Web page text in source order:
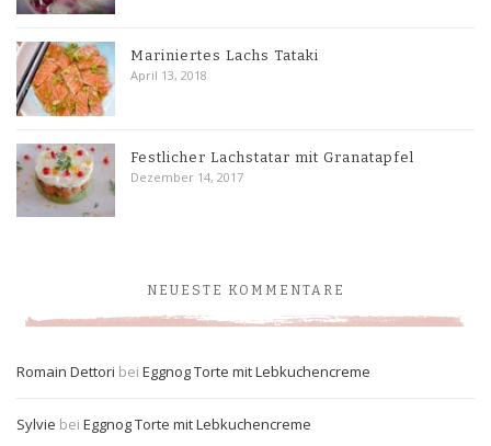
Mariniertes Lachs Tataki
April 13, 2018
Festlicher Lachstatar mit Granatapfel
Dezember 14, 2017
NEUESTE KOMMENTARE
Romain Dettori bei Eggnog Torte mit Lebkuchencreme
Sylvie bei Eggnog Torte mit Lebkuchencreme